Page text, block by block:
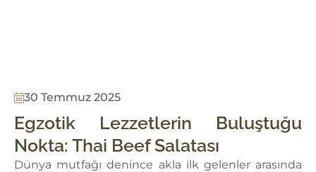
30 Temmuz 2025
Egzotik Lezzetlerin Buluştuğu
Nokta: Thai Beef Salatası
Dünya mutfağı denince akla ilk gelenler arasında